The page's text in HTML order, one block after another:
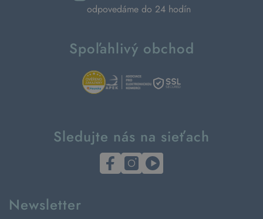
odpovedáme do 24 hodín
Spoľahlivý obchod
Sledujte nás na sieťach
Newsletter